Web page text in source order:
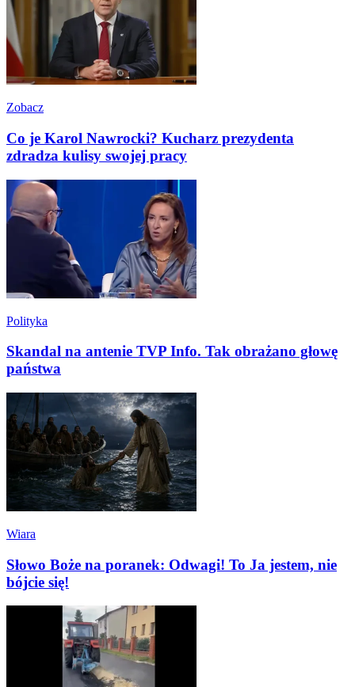
Zobacz
Co je Karol Nawrocki? Kucharz prezydenta
zdradza kulisy swojej pracy
Polityka
Skandal na antenie TVP Info. Tak obrażano głowę
państwa
Wiara
Słowo Boże na poranek: Odwagi! To Ja jestem, nie
bójcie się!